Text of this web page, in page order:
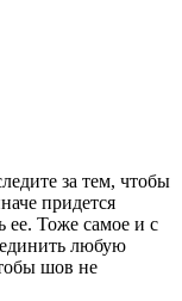
за тем, чтобы
придется
ее. Тоже самое и с
любую
шов не